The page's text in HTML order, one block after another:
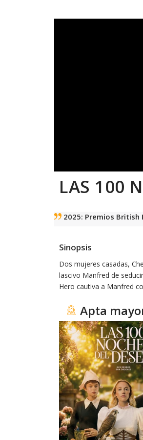
LAS 100
2025: Premios British
Sinopsis
Dos mujeres casadas,
lascivo Manfred de
Hero cautiva a Manfred
Apta